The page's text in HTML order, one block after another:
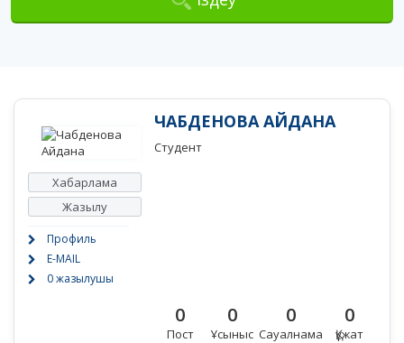
Хабарлама
Жазылу
Профиль
E-MAIL
0 жазылушы
ЧАБДЕНОВА АЙДАНА
Студент
0
Пост
0
Ұсыныс
0
Сауалнама
0
Құжат